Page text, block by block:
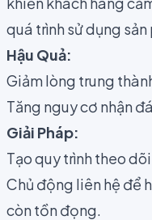
quá trình sử dụng sản
Hậu Quả:
Giảm lòng trung
Tăng nguy cơ nhận
Giải Pháp:
Tạo quy trình theo
Chủ động liên hệ để
còn tồn đọng.